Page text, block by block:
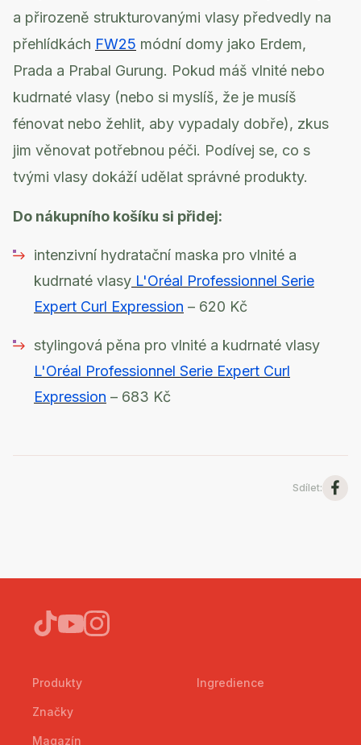
a přirozeně strukturovanými vlasy předvedly na
přehlídkách FW25 módní domy jako Erdem,
Prada a Prabal Gurung. Pokud máš vlnité nebo
kudrnaté vlasy (nebo si myslíš, že je musíš
fénovat nebo žehlit, aby vypadaly dobře), zkus
jim věnovat potřebnou péči. Podívej se, co s
tvými vlasy dokáží udělat správné produkty.
Do nákupního košíku si přidej:
intenzivní hydratační maska pro vlnité a
kudrnaté vlasy L'Oréal Professionnel Serie
Expert Curl Expression – 620 Kč
stylingová pěna pro vlnité a kudrnaté vlasy
L'Oréal Professionnel Serie Expert Curl
Expression – 683 Kč
Sdílet:
Produkty
Značky
Magazín
Ingredience